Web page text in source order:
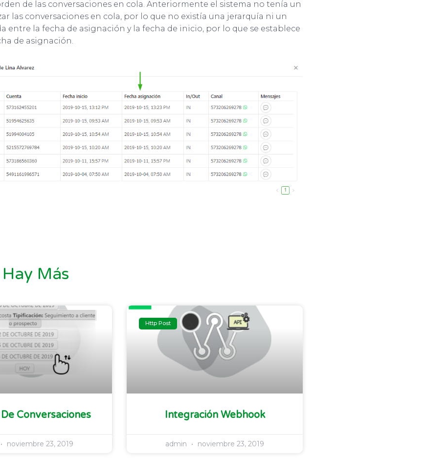
de las conversaciones en cola. Anteriormente el sistema no tenía un
las conversaciones en cola, por lo que no existía una jerarquía ni un
entre la fecha de asignación y la fecha de inicio, por lo que se establece
de asignación.
Más
Conversaciones
noviembre 23, 2019
Http Post
Integración Webhook
admin noviembre 23, 2019